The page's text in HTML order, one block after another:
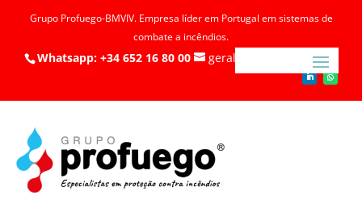
Grupo Profuego-BMVIV. Empresa líder em Portugal em sistemas de
combate a incêndios.
Whatsapp: +34 652 16 80 00 geral@profuego.pt